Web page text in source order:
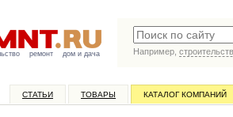
ремонт дом и дача
Например,
СТАТЬИ ТОВАРЫ КАТАЛОГ КОМПАНИЙ